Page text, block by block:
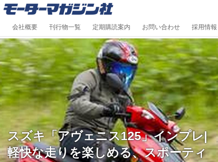
会社概要 刊行物一覧 定期購読案内 お問い合わせ 採用情報
スズキ「アヴェニス125」インプレ|
軽快な走りを楽しめる、スポーティ